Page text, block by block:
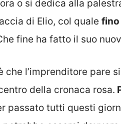
o si dedica alla
di Elio, col quale fino
fine ha fatto il suo
che l’imprenditore pare
della cronaca rosa.
passato tutti questi